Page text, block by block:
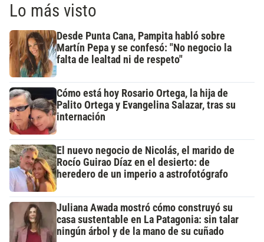
Lo más visto
Desde Punta Cana, Pampita habló sobre
Martín Pepa y se confesó: "No negocio la
falta de lealtad ni de respeto"
Cómo está hoy Rosario Ortega, la hija de
Palito Ortega y Evangelina Salazar, tras su
internación
El nuevo negocio de Nicolás, el marido de
Rocío Guirao Díaz en el desierto: de
heredero de un imperio a astrofotógrafo
Juliana Awada mostró cómo construyó su
casa sustentable en La Patagonia: sin talar
ningún árbol y de la mano de su cuñado